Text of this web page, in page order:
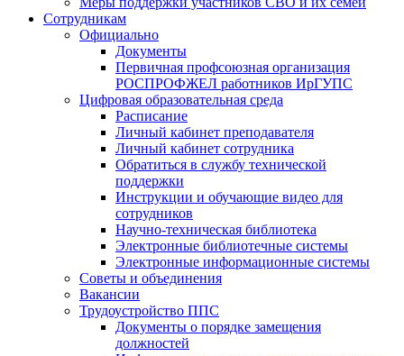
Сотрудникам
Официально
Документы
Первичная профсоюзная организация
РОСПРОФЖЕЛ работников ИрГУПС
Цифровая образовательная среда
Расписание
Личный кабинет преподавателя
Личный кабинет сотрудника
Обратиться в службу технической
поддержки
Инструкции и обучающие видео для
сотрудников
Научно-техническая библиотека
Электронные библиотечные системы
Электронные информационные системы
Советы и объединения
Вакансии
Трудоустройство ППС
Документы о порядке замещения
должностей